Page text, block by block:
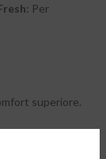
: Per
superiore.